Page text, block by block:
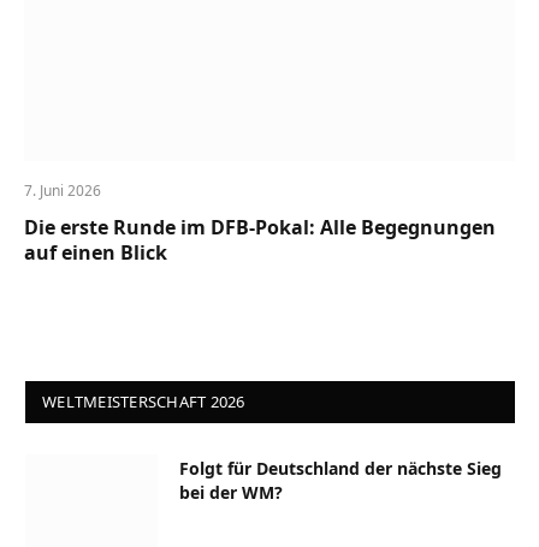
7. Juni 2026
Die erste Runde im DFB-Pokal: Alle Begegnungen
auf einen Blick
WELTMEISTERSCHAFT 2026
Folgt für Deutschland der nächste Sieg
bei der WM?